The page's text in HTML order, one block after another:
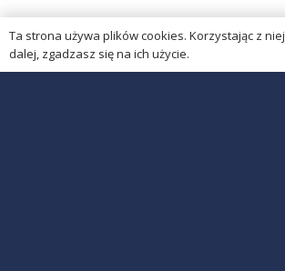
Ta strona używa plików cookies. Korzystając z niej
dalej, zgadzasz się na ich użycie.